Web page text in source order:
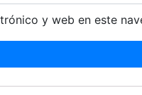
y web en este